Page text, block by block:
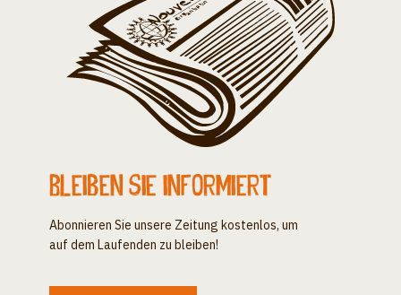
Bleiben Sie informiert
Abonnieren Sie unsere Zeitung kostenlos, um
auf dem Laufenden zu bleiben!